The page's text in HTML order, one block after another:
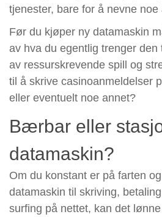
tjenester, bare for å nevne noe
Før du kjøper ny datamaskin
av hva du egentlig trenger den
av ressurskrevende spill og
til å skrive casinoanmeldelser
eller eventuelt noe annet?
Bærbar eller
datamaskin?
Om du konstant er på farten
datamaskin til skriving,
surfing på nettet, kan det